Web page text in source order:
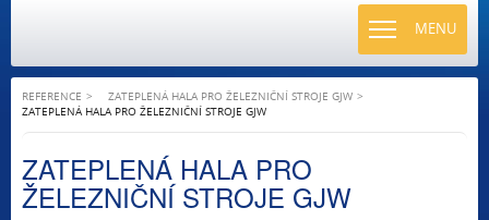
MENU
TOGGLE
REFERENCE
ZATEPLENÁ HALA PRO ŽELEZNIČNÍ STROJE GJW
ZATEPLENÁ HALA PRO ŽELEZNIČNÍ STROJE GJW
ZATEPLENÁ HALA PRO
ŽELEZNIČNÍ STROJE GJW